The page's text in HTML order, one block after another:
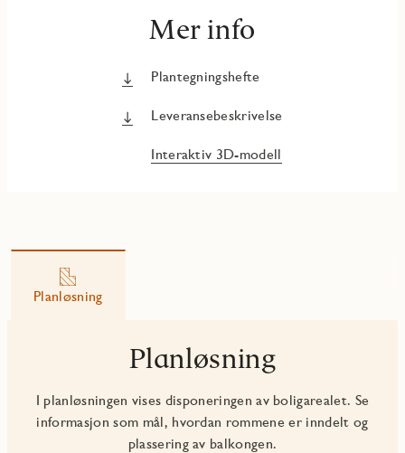
Mer info
Plantegningshefte
Leveransebeskrivelse
Interaktiv 3D-modell
Planløsning
Planløsning
I planløsningen vises disponeringen av boligarealet. Se
informasjon som mål, hvordan rommene er inndelt og
plassering av balkongen.